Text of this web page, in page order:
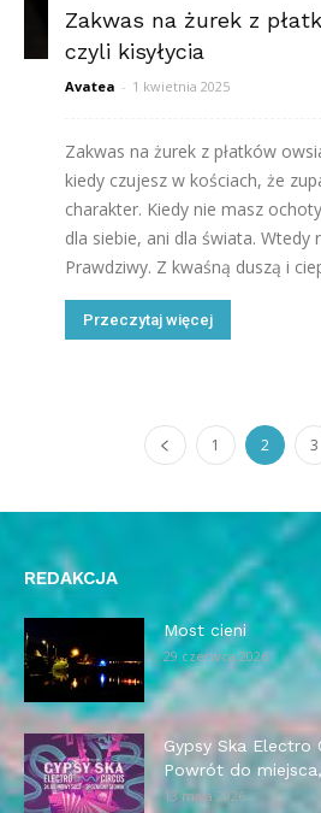
Zakwas na żurek z
czyli kisyłycia
Avatea - 1 kwietnia 2025
Zakwas na żurek z płatków
kiedy czujesz w kościach, że
charakter. Kiedy nie masz
dla siebie, ani dla świata. Wtedy
Prawdziwy. Z kwaśną duszą i
Przeczytaj więcej
1 2 3
REDAKCJA
Most cieni
29 czerwca 2026
Gypsy Ska Electro
Powrót do
13 maja 2026